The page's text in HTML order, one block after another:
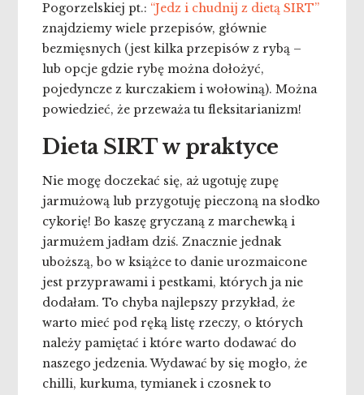
Pogorzelskiej pt.: “Jedz i chudnij z dietą SIRT”
znajdziemy wiele przepisów, głównie
bezmięsnych (jest kilka przepisów z rybą –
lub opcje gdzie rybę można dołożyć,
pojedyncze z kurczakiem i wołowiną). Można
powiedzieć, że przeważa tu fleksitarianizm!
Dieta SIRT w praktyce
Nie mogę doczekać się, aż ugotuję zupę
jarmużową lub przygotuję pieczoną na słodko
cykorię! Bo kaszę gryczaną z marchewką i
jarmużem jadłam dziś. Znacznie jednak
uboższą, bo w książce to danie urozmaicone
jest przyprawami i pestkami, których ja nie
dodałam. To chyba najlepszy przykład, że
warto mieć pod ręką listę rzeczy, o których
należy pamiętać i które warto dodawać do
naszego jedzenia. Wydawać by się mogło, że
chilli, kurkuma, tymianek i czosnek to